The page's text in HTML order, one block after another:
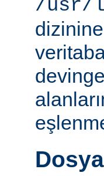
/usr/
dizinine